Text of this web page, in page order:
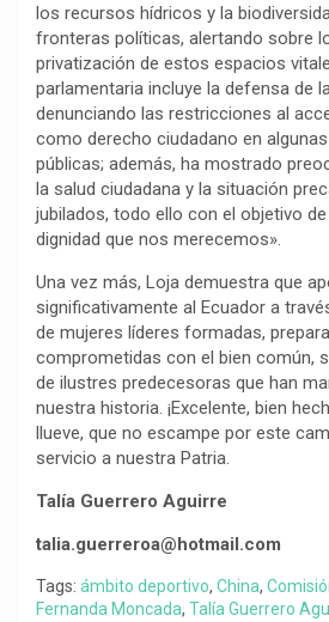
los recursos hídricos y la
fronteras políticas, alertando sobre
privatización de estos espacios
parlamentaria incluye la defensa de
denunciando las restricciones al
como derecho ciudadano en
públicas; además, ha mostrado
la salud ciudadana y la situación
jubilados, todo ello con el objetivo
dignidad que nos merecemos».
Una vez más, Loja demuestra que
significativamente al Ecuador a
de mujeres líderes formadas,
comprometidas con el bien común,
de ilustres predecesoras que han
nuestra historia. ¡Excelente, bien
llueve, que no escampe por este
servicio a nuestra Patria.
Talía Guerrero Aguirre
talia.guerreroa@hotmail.com
Tags: ámbito deportivo, China,
Fernanda Moncada, Talía Guerrero